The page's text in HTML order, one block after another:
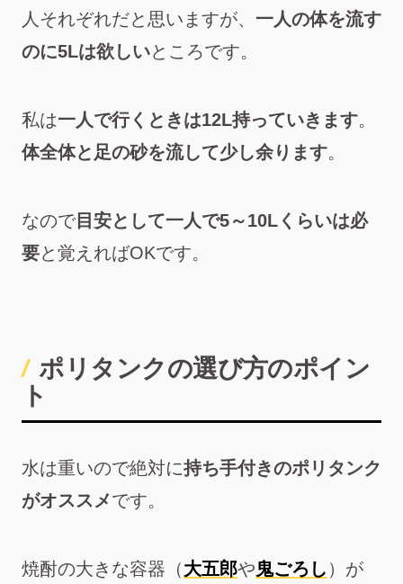
人それぞれだと思いますが、 一人の体を流す
のに5Lは欲しいところです。
私は一人で行くときは12L持っていきます。
体全体と足の砂を流して少し余ります。
なので目安として一人で5～10Lくらいは必
要と覚えればOKです。
ポリタンクの選び方のポイン
ト
水は重いので絶対に持ち手付きのポリタンク
がオススメです。
焼酎の大きな容器（大五郎や鬼ごろし ）が